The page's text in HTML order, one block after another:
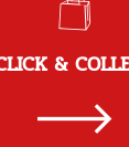
&
Le Coup de
poulet rôti,